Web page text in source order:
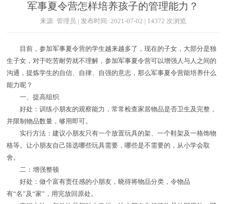
军事夏令营怎样培养孩子的管理能力？
来源: 管理员 | 发布时间: 2021-07-02 | 14372 次浏览
目前，参加军事夏令营的学生越来越多了，现在的子女，大部分是独
生子女，对于吃苦耐劳就不理解，参加军事夏令营可以增强人与人之间的
沟通，提炼学生的自信、自律、自强的意志，那么军事夏令营能培养什么
能力呢？
一、提高组织
好处：训练小朋友的观察能力，常常检查家居物品是否卫生及完整，
并限制物品数量，够用即可。
实行方法：建议小朋友只有一个放置玩具的架、一个鞋架及一格饰物
格等。让小朋友自己筛选哪些玩具需要，哪些是不需要的，从小学会取
舍。
二：增强整顿
好处：做个富有责任感的小朋友，晓得将物品分类，令物品
有“名”及“家”，用完放回原处。